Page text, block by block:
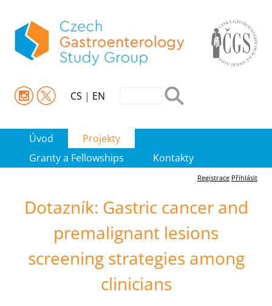
CS | EN
Úvod
Projekty
Granty a Fellowships
Kontakty
Registrace Přihlásit
Dotazník: Gastric cancer and
premalignant lesions
screening strategies among
clinicians